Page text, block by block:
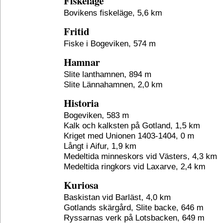
Bovikens fiskeläge, 5,6 km
Fritid
Fiske i Bogeviken, 574 m
Hamnar
Slite lanthamnen, 894 m
Slite Lännahamnen, 2,0 km
Historia
Bogeviken, 583 m
Kalk och kalksten på Gotland, 1,5 km
Kriget med Unionen 1403-1404, 0 m
Långt i Aifur, 1,9 km
Medeltida minneskors vid Västers, 4,3 km
Medeltida ringkors vid Laxarve, 2,4 km
Kuriosa
Baskistan vid Barläst, 4,0 km
Gotlands skärgård, Slite backe, 646 m
Ryssarnas verk på Lotsbacken, 649 m